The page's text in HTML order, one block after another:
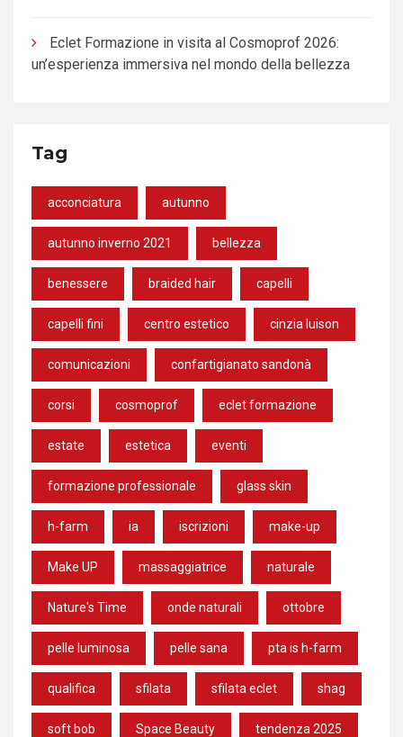
Eclet Formazione in visita al Cosmoprof 2026:
un’esperienza immersiva nel mondo della bellezza
Tag
acconciatura autunno
autunno inverno 2021 bellezza
benessere braided hair capelli
capelli fini centro estetico cinzia luison
comunicazioni confartigianato sandonà
corsi cosmoprof eclet formazione
estate estetica eventi
formazione professionale glass skin
h-farm ia iscrizioni make-up
Make UP massaggiatrice naturale
Nature's Time onde naturali ottobre
pelle luminosa pelle sana pta is h-farm
qualifica sfilata sfilata eclet shag
soft bob Space Beauty tendenza 2025